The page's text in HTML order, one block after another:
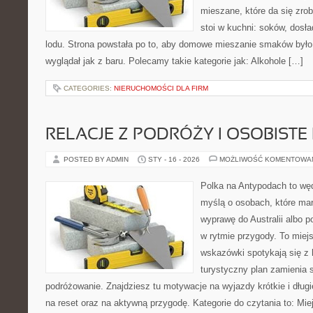
mieszane, które da się
stoi w kuchni: soków,
lodu. Strona powstała po to, aby domowe mieszanie smaków
wyglądał jak z baru. Polecamy takie kategorie jak: Alkohole […]
CATEGORIES: NIERUCHOMOŚCI DLA FIRM
RELACJE Z PODRÓŻY I OSOBISTE
POSTED BY ADMIN STY - 16 - 2026 MOŻLIWOŚĆ
Polka na Antypodach to
myślą o osobach, które
wyprawę do Australii albo
w rytmie przygody. To
wskazówki spotykają się z
turystyczny plan zamienia
podróżowanie. Znajdziesz tu motywacje na wyjazdy krótkie i
na reset oraz na aktywną przygodę. Kategorie do czytania to: